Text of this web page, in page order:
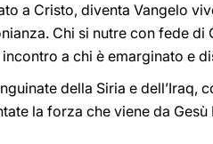
a Cristo, diventa Vangelo
Chi si nutre con fede di
a chi è emarginato e
della Siria e dell’Iraq,
la forza che viene da